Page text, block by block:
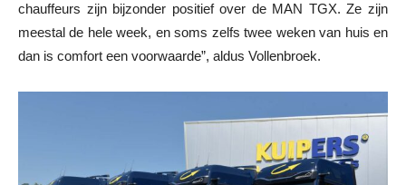
chauffeurs zijn bijzonder positief over de MAN TGX. Ze zijn
meestal de hele week, en soms zelfs twee weken van huis en
dan is comfort een voorwaarde”, aldus Vollenbroek.